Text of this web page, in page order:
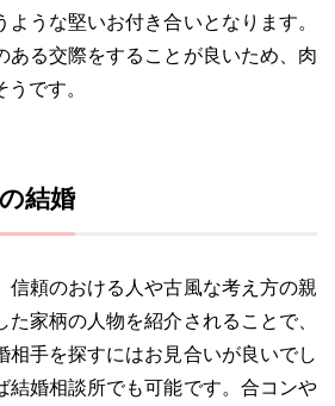
うな堅いお付き合いとなります。
ある交際をすることが良いため、肉
です。
結婚
信頼のおける人や古風な考え方の親
た家柄の人物を紹介されることで、
相手を探すにはお見合いが良いでし
結婚相談所でも可能です。合コンや